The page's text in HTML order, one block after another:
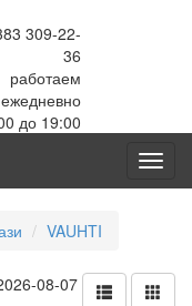
309-22-
36
работаем
ежедневно
до 19:00
VAUHTI
08-07